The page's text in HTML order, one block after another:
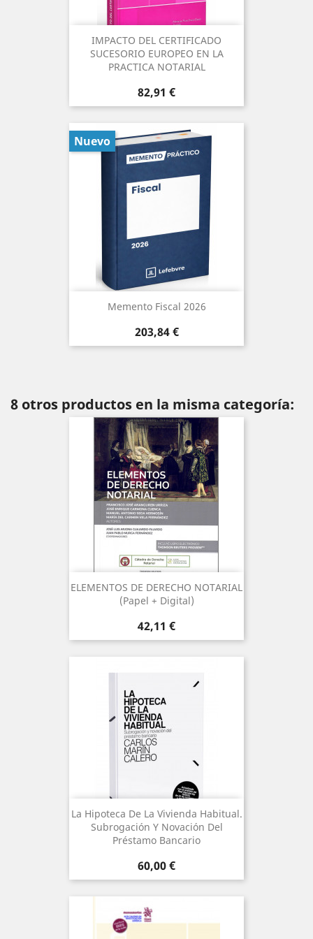
IMPACTO DEL CERTIFICADO
SUCESORIO EUROPEO EN LA
PRACTICA NOTARIAL
Precio
82,91 €
Memento Fiscal 2026
Precio
203,84 €
Nuevo
8 otros productos en la misma categoría:
ELEMENTOS DE DERECHO NOTARIAL
(Papel + Digital)
Precio
42,11 €
La Hipoteca De La Vivienda Habitual.
Subrogación Y Novación Del
Préstamo Bancario
Precio
60,00 €